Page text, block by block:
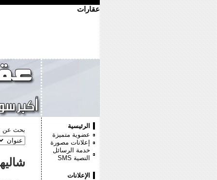
عقارات
بحث عن
الرئيسية
عضوية متميزة
إعلانات مصورة
خدمة الرسائل
النصية SMS
الإعلانات